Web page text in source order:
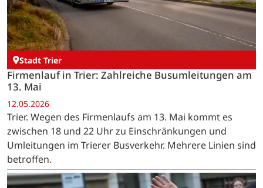
Stadt Trier
Firmenlauf in Trier: Zahlreiche Busumleitungen am
13. Mai
12.05.2026
Trier. Wegen des Firmenlaufs am 13. Mai kommt es
zwischen 18 und 22 Uhr zu Einschränkungen und
Umleitungen im Trierer Busverkehr. Mehrere Linien sind
betroffen.